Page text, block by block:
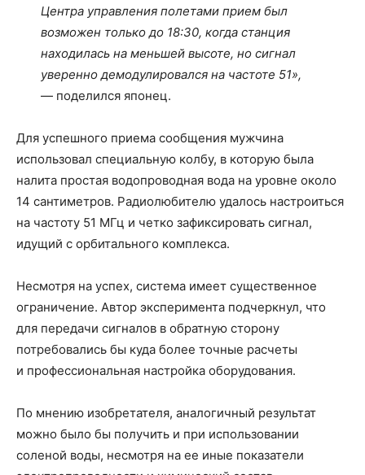
Центра управления полетами прием был
возможен только до 18:30, когда станция
находилась на меньшей высоте, но сигнал
уверенно демодулировался на частоте 51»,
— поделился японец.
Для успешного приема сообщения мужчина
использовал специальную колбу, в которую была
налита простая водопроводная вода на уровне около
14 сантиметров. Радиолюбителю удалось настроиться
на частоту 51 МГц и четко зафиксировать сигнал,
идущий с орбитального комплекса.
Несмотря на успех, система имеет существенное
ограничение. Автор эксперимента подчеркнул, что
для передачи сигналов в обратную сторону
потребовались бы куда более точные расчеты
и профессиональная настройка оборудования.
По мнению изобретателя, аналогичный результат
можно было бы получить и при использовании
соленой воды, несмотря на ее иные показатели